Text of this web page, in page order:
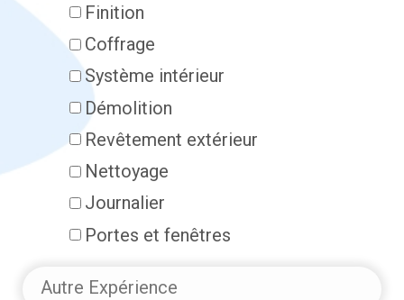
Finition
Coffrage
Système intérieur
Démolition
Revêtement extérieur
Nettoyage
Journalier
Portes et fenêtres